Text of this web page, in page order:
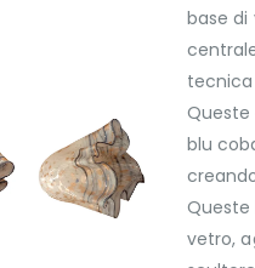
base
blu
Queste
vetro,